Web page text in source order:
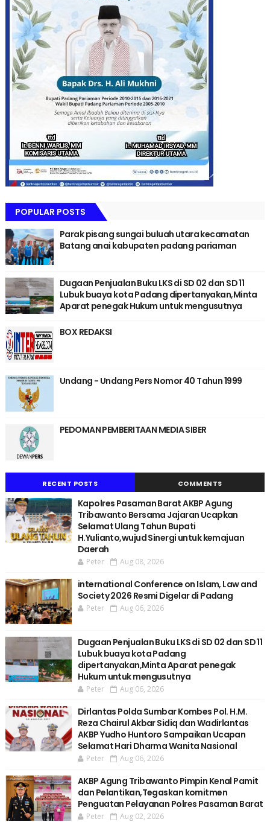
POPULAR POSTS
Parak pisang sungai buluah utara kecamatan
Batang anai kabupaten padang pariaman
Dugaan Penjualan Buku LKS di SD 02 dan SD 11
Lubuk buaya kota Padang dipertanyakan,Minta
Aparat penegak Hukum untuk mengusutnya
BOX REDAKSI
Undang - Undang Pers Nomor 40 Tahun 1999
PEDOMAN PEMBERITAAN MEDIA SIBER
RECENT POSTS COMMENTS
Kapolres Pasaman Barat AKBP Agung
Tribawanto Bersama Jajaran Ucapkan
Selamat Ulang Tahun Bupati
H.Yulianto,wujud Sinergi untuk kemajuan
Daerah
Peter Aug 08, 2026
international Conference on Islam, Law and
Society 2026 Resmi Digelar di Padang
Peter Aug 06, 2026
Dugaan Penjualan Buku LKS di SD 02 dan SD 11
Lubuk buaya kota Padang
dipertanyakan,Minta Aparat penegak
Hukum untuk mengusutnya
Peter Aug 06, 2026
Dirlantas Polda Sumbar Kombes Pol. H.M.
Reza Chairul Akbar Sidiq dan Wadirlantas
AKBP Yudho Huntoro Sampaikan Ucapan
Selamat Hari Dharma Wanita Nasional
Peter Aug 06, 2026
AKBP Agung Tribawanto Pimpin Kenal Pamit
dan Pelantikan,Tegaskan komitmen
Penguatan Pelayanan Polres Pasaman Barat
Peter Aug 02, 2026